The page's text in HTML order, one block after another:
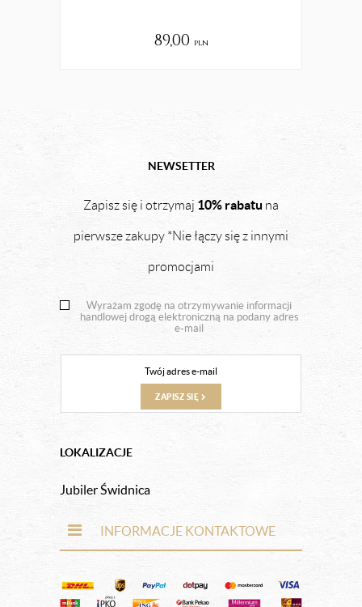
89,00 pln
NEWSETTER
Zapisz się i otrzymaj 10% rabatu na
pierwsze zakupy *Nie łączy się z innymi
promocjami
Wyrażam zgodę na otrzymywanie informacji
handlowej drogą elektroniczną na podany adres
e-mail
ZAPISZ SIĘ
LOKALIZACJE
Jubiler Świdnica
INFORMACJE KONTAKTOWE